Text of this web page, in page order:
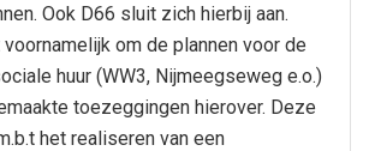
Ook D66 sluit zich hierbij aan.
om de plannen voor de
huur (WW3, Nijmeegseweg e.o.)
toezeggingen hierover. Deze
het realiseren van een